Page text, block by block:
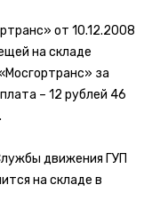
от 10.12.2008
на складе
за
– 12 рублей 46
движения ГУП
на складе в